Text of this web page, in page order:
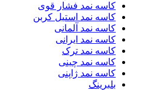
کاسه نمد فشار قوی
کاسه نمد استیل کربن
کاسه نمد آلمانی
کاسه نمد ایرانی
کاسه نمد ترک
کاسه نمد چینی
کاسه نمد ژاپنی
بلبرینگ